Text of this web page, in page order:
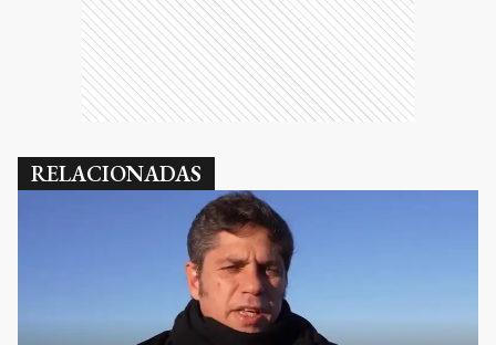
RELACIONADAS